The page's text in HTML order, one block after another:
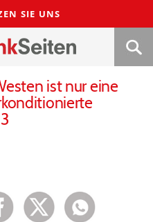
SIE UNS
ist nur eine